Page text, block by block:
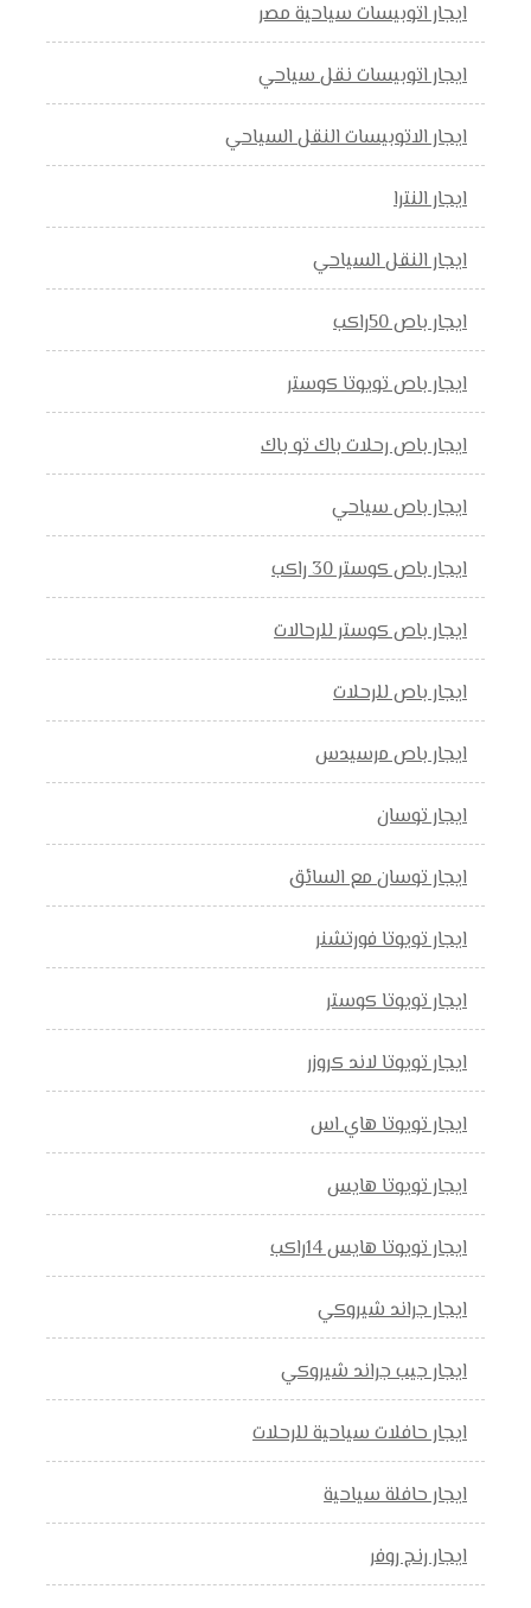
ايجار اتوبيسات سياحية مصر
ايجار اتوبيسات نقل سياحي
ايجار الاتوبيسات النقل السياحي
ايجار النترا
ايجار النقل السياحي
ايجار باص 50راكب
ايجار باص تويوتا كوستر
ايجار باص رحلات باك تو باك
ايجار باص سياحي
ايجار باص كوستر 30 راكب
ايجار باص كوستر للرحالات
ايجار باص للرحلات
ايجار باص مرسيدس
ايجار توسان
ايجار توسان مع السائق
ايجار تويوتا فورتشنر
ايجار تويوتا كوستر
ايجار تويوتا لاند كروزر
ايجار تويوتا هاي اس
ايجار تويوتا هايس
ايجار تويوتا هايس 14راكب
ايجار جراند شيروكي
ايجار جيب جراند شيروكي
ايجار حافلات سياحية للرحلات
ايجار حافلة سياحية
ايجار رنج روفر